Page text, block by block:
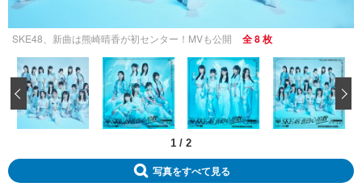
SKE48、新曲は熊崎晴香が初センター！MVも公開 全 8 枚
1 / 2
‹
写真をすべて見る